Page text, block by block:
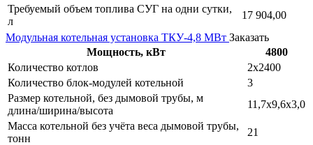
Требуемый объем топлива СУГ на одни сутки,
л
17 904,00
Модульная котельная установка ТКУ-4,8 МВт Заказать
Мощность, кВт
4800
Количество котлов
2х2400
Количество блок-модулей котельной
3
Размер котельной, без дымовой трубы, м
длина/ширина/высота
11,7х9,6х3,0
Масса котельной без учёта веса дымовой трубы,
тонн
21